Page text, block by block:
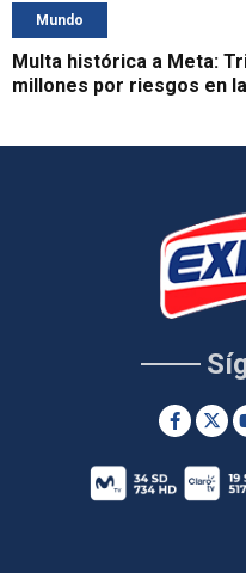
Mundo
Multa histórica a Meta:
millones por riesgos en